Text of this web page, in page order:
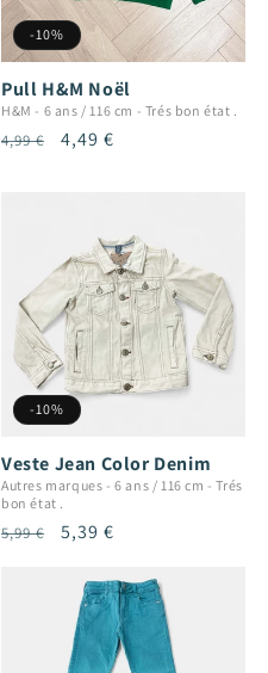
-10%
Pull H&M Noël
H&M - 6 ans / 116 cm - Trés bon état .
Prix
4,99 €
Prix
4,49 €
-10%
Veste Jean Color Denim
Autres marques -6 ans / 116 cm -Trés
bon état .
Prix
5,99 €
Prix
5,39 €